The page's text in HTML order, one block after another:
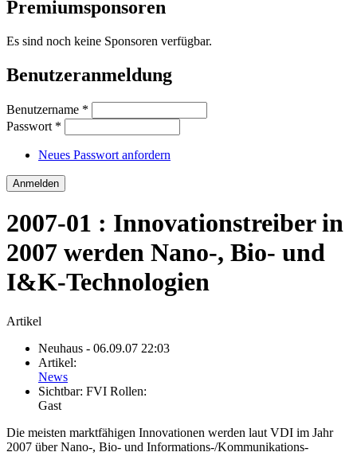
Premiumsponsoren
Es sind noch keine Sponsoren verfügbar.
Benutzeranmeldung
Benutzername *
Passwort *
Neues Passwort anfordern
2007-01 : Innovationstreiber in
2007 werden Nano-, Bio- und
I&K-Technologien
Artikel
Neuhaus - 06.09.07 22:03
Artikel:
News
Sichtbar: FVI Rollen:
Gast
Die meisten marktfähigen Innovationen werden laut VDI im Jahr
2007 über Nano-, Bio- und Informations-/Kommunikations-